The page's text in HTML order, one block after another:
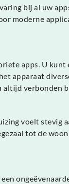
bij al uw
moderne
apps. U
apparaat
altijd verbonden
voelt
tot de